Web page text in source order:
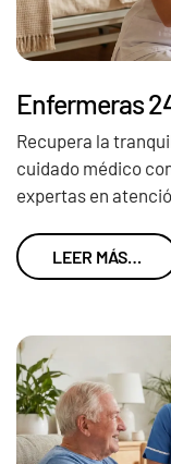
Enfermeras
Recupera la
cuidado médico
expertas en
LEER MÁS…